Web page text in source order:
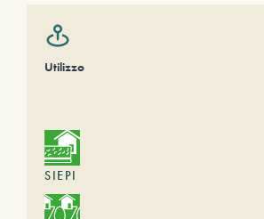
Utilizzo
SIEPI